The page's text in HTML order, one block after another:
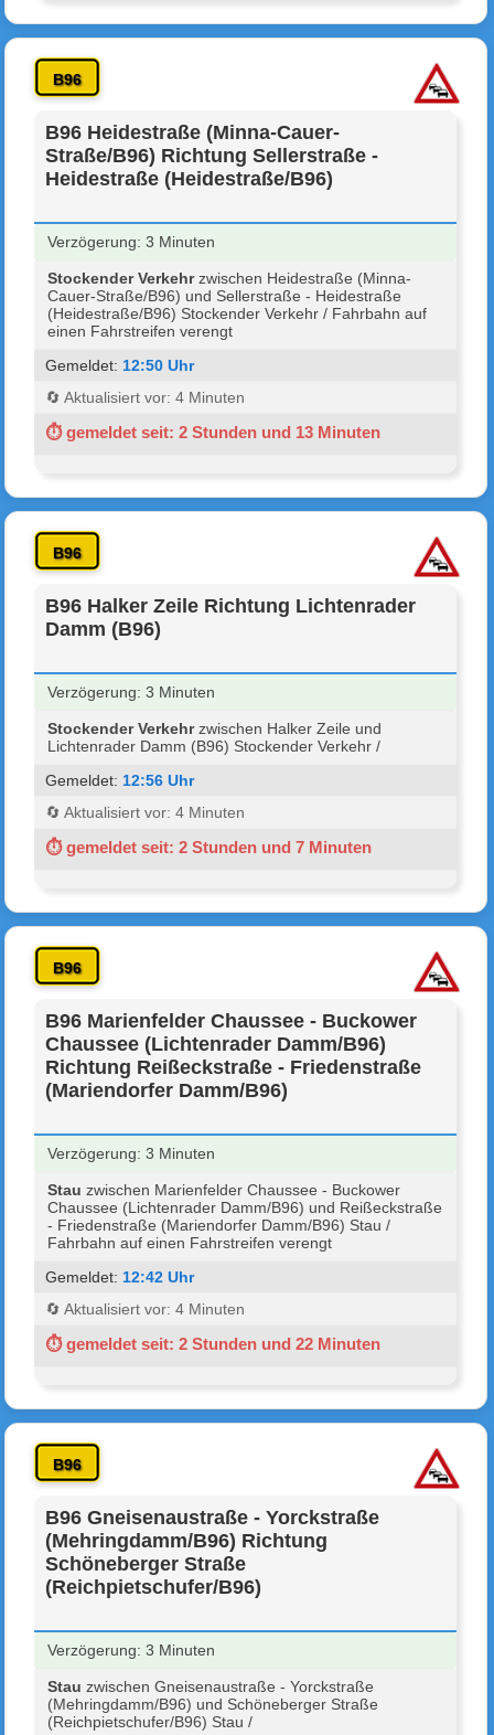
B96
B96 Heidestraße (Minna-Cauer-
Straße/B96) Richtung Sellerstraße -
Heidestraße (Heidestraße/B96)
Verzögerung: 3 Minuten
Stockender Verkehrzwischen Heidestraße (Minna-
Cauer-Straße/B96) und Sellerstraße - Heidestraße
(Heidestraße/B96) Stockender Verkehr / Fahrbahn auf
einen Fahrstreifen verengt
Gemeldet: 12:50 Uhr
🔄 Aktualisiert vor: 4 Minuten
⏱ gemeldet seit: 2 Stunden und 13 Minuten
B96
B96 Halker Zeile Richtung Lichtenrader
Damm (B96)
Verzögerung: 3 Minuten
Stockender Verkehrzwischen Halker Zeile und
Lichtenrader Damm (B96) Stockender Verkehr /
Gemeldet: 12:56 Uhr
🔄 Aktualisiert vor: 4 Minuten
⏱ gemeldet seit: 2 Stunden und 7 Minuten
B96
B96 Marienfelder Chaussee - Buckower
Chaussee (Lichtenrader Damm/B96)
Richtung Reißeckstraße - Friedenstraße
(Mariendorfer Damm/B96)
Verzögerung: 3 Minuten
Stau zwischen Marienfelder Chaussee - Buckower
Chaussee (Lichtenrader Damm/B96) und Reißeckstraße
- Friedenstraße (Mariendorfer Damm/B96) Stau /
Fahrbahn auf einen Fahrstreifen verengt
Gemeldet: 12:42 Uhr
🔄 Aktualisiert vor: 4 Minuten
⏱ gemeldet seit: 2 Stunden und 22 Minuten
B96
B96 Gneisenaustraße - Yorckstraße
(Mehringdamm/B96) Richtung
Schöneberger Straße
(Reichpietschufer/B96)
Verzögerung: 3 Minuten
Stau zwischen Gneisenaustraße - Yorckstraße
(Mehringdamm/B96) und Schöneberger Straße
(Reichpietschufer/B96) Stau /